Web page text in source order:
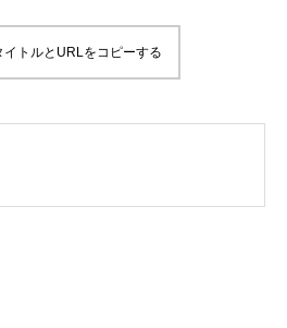
イトルとURLをコピーする